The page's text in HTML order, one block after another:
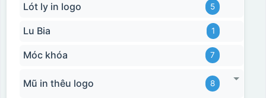
Lót ly in logo 5
Lu Bia 1
Móc khóa 7
Mũ in thêu logo 8